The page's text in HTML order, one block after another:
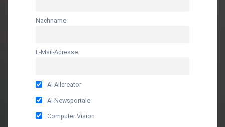
Nachname
E-Mail-Adresse
AI Allcreator
AI Newsportale
Computer Vision